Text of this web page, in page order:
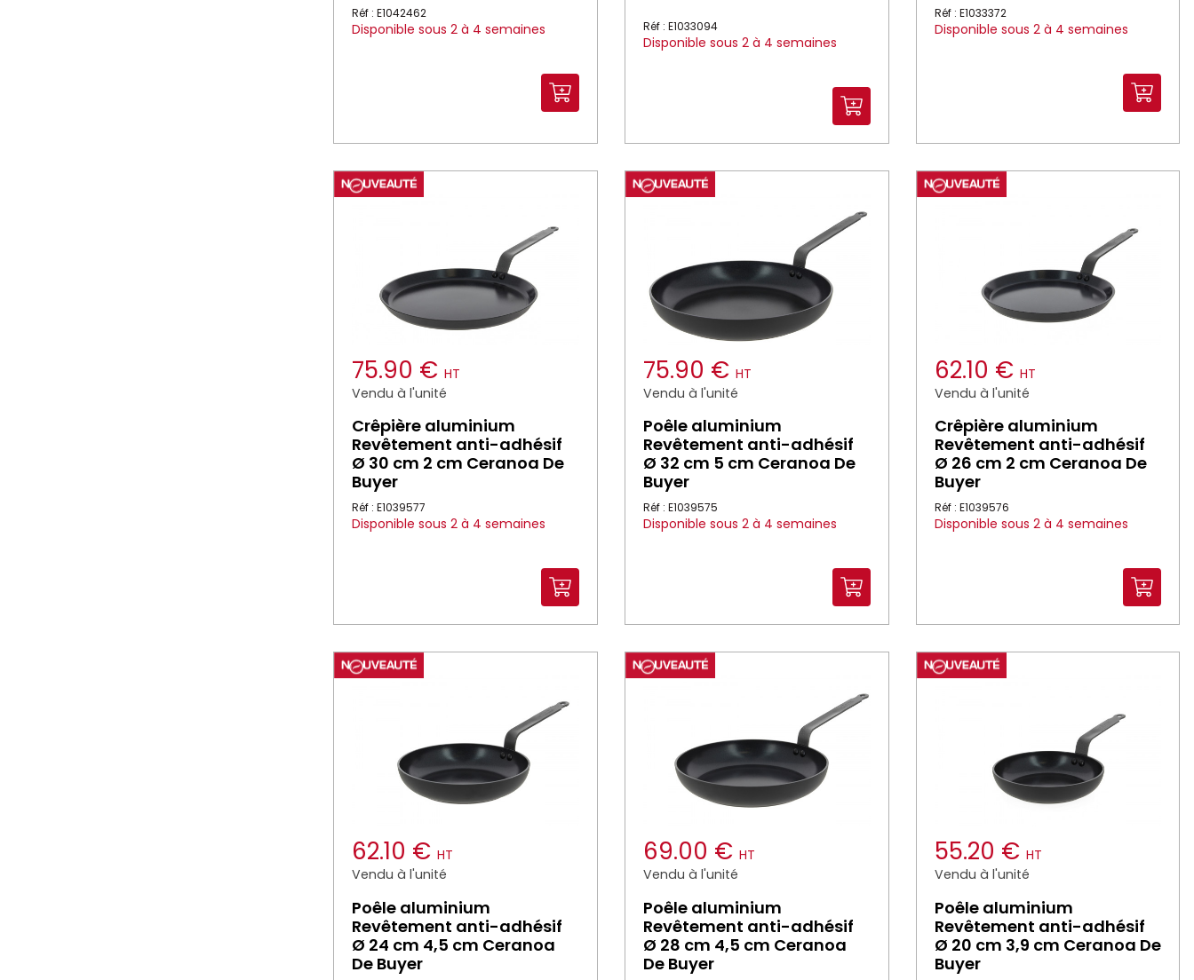
Réf : E1042462
Disponible sous 2 à 4 semaines Réf : E1033094
Disponible sous 2 à 4 semaines
Réf : E1033372
Disponible sous 2 à 4 semaines
75.90 € HT
Vendu à l'unité
Crêpière aluminium
Revêtement anti-adhésif
Ø 30 cm 2 cm Ceranoa De
Buyer
Réf : E1039577
Disponible sous 2 à 4 semaines
75.90 € HT
Vendu à l'unité
Poêle aluminium
Revêtement anti-adhésif
Ø 32 cm 5 cm Ceranoa De
Buyer
Réf : E1039575
Disponible sous 2 à 4 semaines
62.10 € HT
Vendu à l'unité
Crêpière aluminium
Revêtement anti-adhésif
Ø 26 cm 2 cm Ceranoa De
Buyer
Réf : E1039576
Disponible sous 2 à 4 semaines
62.10 € HT
Vendu à l'unité
Poêle aluminium
Revêtement anti-adhésif
Ø 24 cm 4,5 cm Ceranoa
De Buyer
69.00 € HT
Vendu à l'unité
Poêle aluminium
Revêtement anti-adhésif
Ø 28 cm 4,5 cm Ceranoa
De Buyer
55.20 € HT
Vendu à l'unité
Poêle aluminium
Revêtement anti-adhésif
Ø 20 cm 3,9 cm Ceranoa De
Buyer